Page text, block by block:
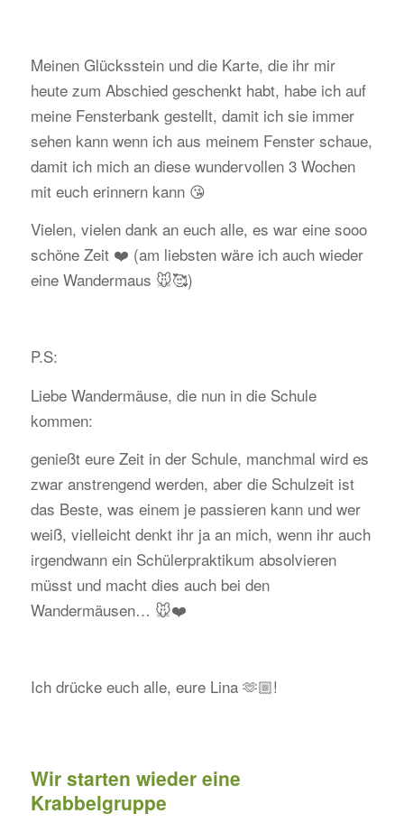
Meinen Glücksstein und die Karte, die ihr mir
heute zum Abschied geschenkt habt, habe ich auf
meine Fensterbank gestellt, damit ich sie immer
sehen kann wenn ich aus meinem Fenster schaue,
damit ich mich an diese wundervollen 3 Wochen
mit euch erinnern kann 😘
Vielen, vielen dank an euch alle, es war eine sooo
schöne Zeit ❤️ (am liebsten wäre ich auch wieder
eine Wandermaus 🐭🥰)
P.S:
Liebe Wandermäuse, die nun in die Schule
kommen:
genießt eure Zeit in der Schule, manchmal wird es
zwar anstrengend werden, aber die Schulzeit ist
das Beste, was einem je passieren kann und wer
weiß, vielleicht denkt ihr ja an mich, wenn ihr auch
irgendwann ein Schülerpraktikum absolvieren
müsst und macht dies auch bei den
Wandermäusen… 🐭❤️
Ich drücke euch alle, eure Lina 🫶🏼!
Wir starten wieder eine
Krabbelgruppe